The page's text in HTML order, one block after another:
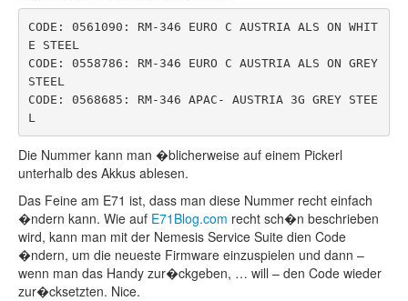
CODE: 0561090: RM-346 EURO C AUSTRIA ALS ON WHIT
E STEEL
CODE: 0558786: RM-346 EURO C AUSTRIA ALS ON GREY
STEEL
CODE: 0568685: RM-346 APAC- AUSTRIA 3G GREY STEE
L
Die Nummer kann man �blicherweise auf einem Pickerl
unterhalb des Akkus ablesen.
Das Feine am E71 ist, dass man diese Nummer recht einfach
�ndern kann. Wie auf E71Blog.com recht sch�n beschrieben
wird, kann man mit der Nemesis Service Suite dien Code
�ndern, um die neueste Firmware einzuspielen und dann –
wenn man das Handy zur�ckgeben, … will – den Code wieder
zur�cksetzten. Nice.